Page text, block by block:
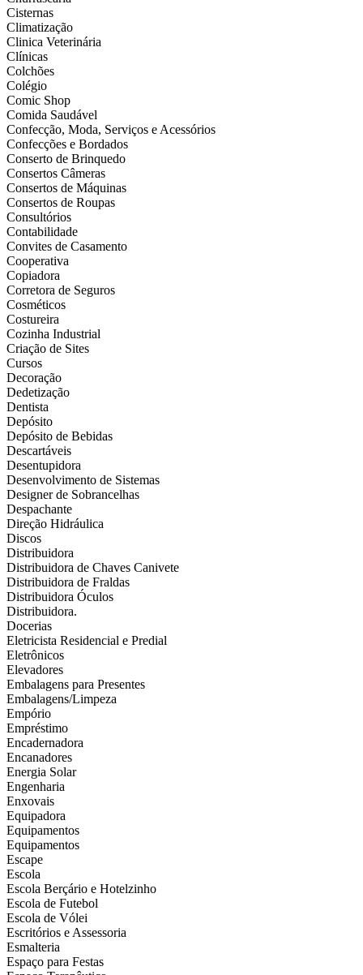
Cisternas
Climatização
Clinica Veterinária
Clínicas
Colchões
Colégio
Comic Shop
Comida Saudável
Confecção, Moda, Serviços e Acessórios
Confecções e Bordados
Conserto de Brinquedo
Consertos Câmeras
Consertos de Máquinas
Consertos de Roupas
Consultórios
Contabilidade
Convites de Casamento
Cooperativa
Copiadora
Corretora de Seguros
Cosméticos
Costureira
Cozinha Industrial
Criação de Sites
Cursos
Decoração
Dedetização
Dentista
Depósito
Depósito de Bebidas
Descartáveis
Desentupidora
Desenvolvimento de Sistemas
Designer de Sobrancelhas
Despachante
Direção Hidráulica
Discos
Distribuidora
Distribuidora de Chaves Canivete
Distribuidora de Fraldas
Distribuidora Óculos
Distribuidora.
Docerias
Eletricista Residencial e Predial
Eletrônicos
Elevadores
Embalagens para Presentes
Embalagens/Limpeza
Empório
Empréstimo
Encadernadora
Encanadores
Energia Solar
Engenharia
Enxovais
Equipadora
Equipamentos
Equipamentos
Escape
Escola
Escola Berçário e Hotelzinho
Escola de Futebol
Escola de Vólei
Escritórios e Assessoria
Esmalteria
Espaço para Festas